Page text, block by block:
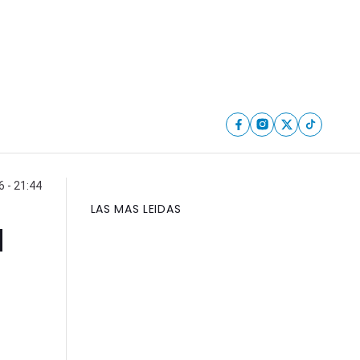
- 21:44
LAS MAS LEIDAS